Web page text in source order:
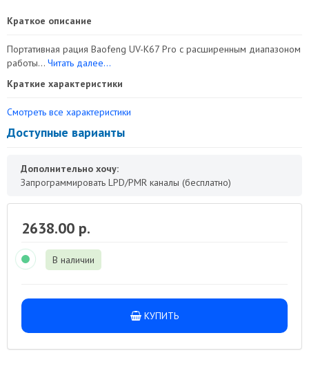
Краткое описание
Портативная рация Baofeng UV-K67 Pro с расширенным диапазоном
работы... Читать далее...
Краткие характеристики
Смотреть все характеристики
Доступные варианты
Дополнительно хочу:
Запрограммировать LPD/PMR каналы (бесплатно)
2638.00 р.
В наличии
КУПИТЬ